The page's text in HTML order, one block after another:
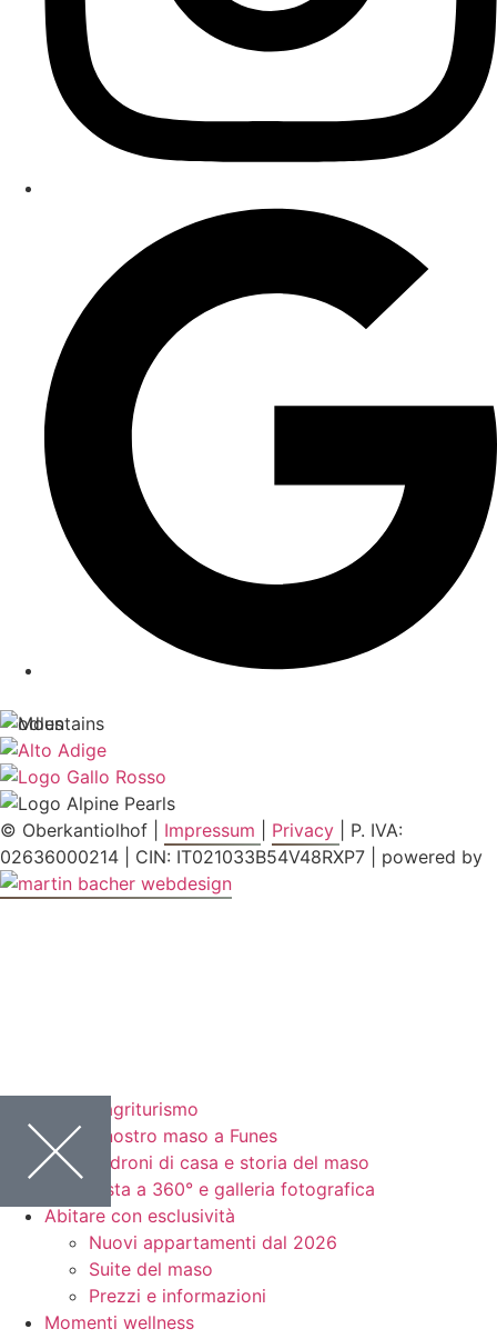
© Oberkantiolhof | Impressum Privacy
| P. IVA:
02636000214 | CIN: IT021033B54V48RXP7 | powered by
Vita in agriturismo
Il nostro maso a Funes
Padroni di casa e storia del maso
Vista a 360° e galleria fotografica
Abitare con esclusività
Nuovi appartamenti dal 2026
Suite del maso
Prezzi e informazioni
Momenti wellness